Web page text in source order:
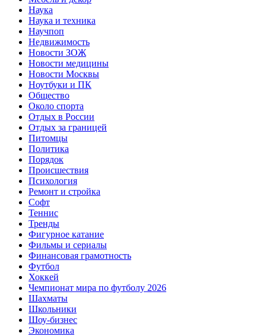
Наука
Наука и техника
Научпоп
Недвижимость
Новости ЗОЖ
Новости медицины
Новости Москвы
Ноутбуки и ПК
Общество
Около спорта
Отдых в России
Отдых за границей
Питомцы
Политика
Порядок
Происшествия
Психология
Ремонт и стройка
Софт
Теннис
Тренды
Фигурное катание
Фильмы и сериалы
Финансовая грамотность
Футбол
Хоккей
Чемпионат мира по футболу 2026
Шахматы
Школьники
Шоу-бизнес
Экономика